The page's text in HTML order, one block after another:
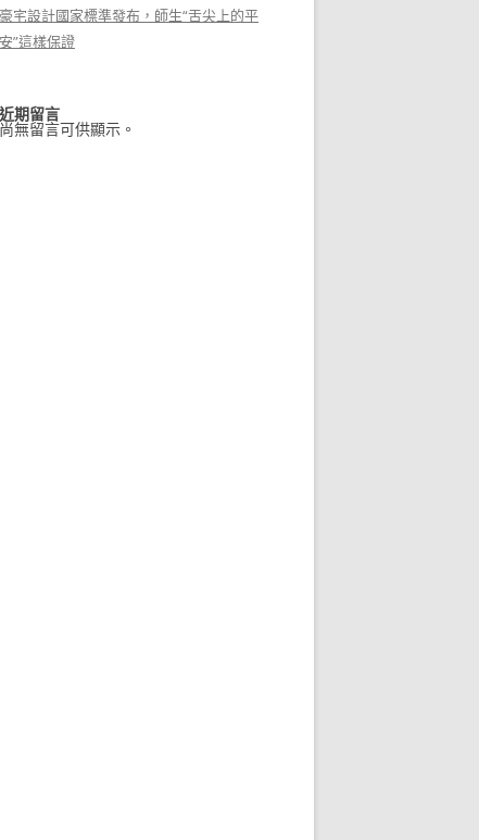
豪宅設計國家標準發布，師生“舌尖上的平
安”這樣保證
近期留言
尚無留言可供顯示。